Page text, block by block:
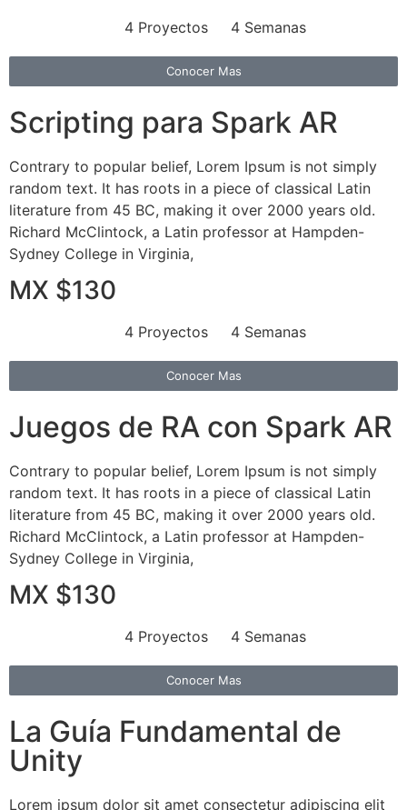
4 Proyectos 4 Semanas
Conocer Mas
Scripting para Spark AR
Contrary to popular belief, Lorem Ipsum is not simply
random text. It has roots in a piece of classical Latin
literature from 45 BC, making it over 2000 years old.
Richard McClintock, a Latin professor at Hampden-
Sydney College in Virginia,
MX $130
4 Proyectos 4 Semanas
Conocer Mas
Juegos de RA con Spark AR
Contrary to popular belief, Lorem Ipsum is not simply
random text. It has roots in a piece of classical Latin
literature from 45 BC, making it over 2000 years old.
Richard McClintock, a Latin professor at Hampden-
Sydney College in Virginia,
MX $130
4 Proyectos 4 Semanas
Conocer Mas
La Guía Fundamental de
Unity
Lorem ipsum dolor sit amet consectetur adipiscing elit